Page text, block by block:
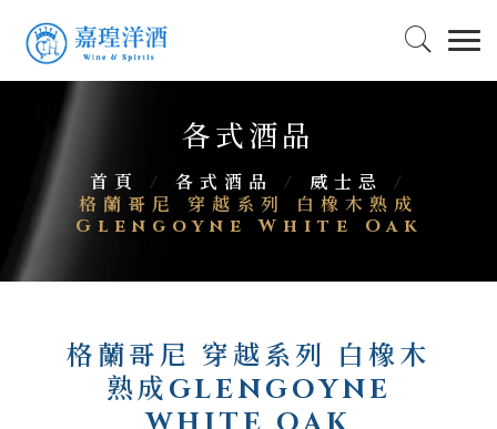
各式酒品
首頁 / 各式酒品 / 威士忌
/
格蘭哥尼 穿越系列 白橡木熟成
Glengoyne White Oak
格蘭哥尼 穿越系列 白橡木
熟成GLENGOYNE